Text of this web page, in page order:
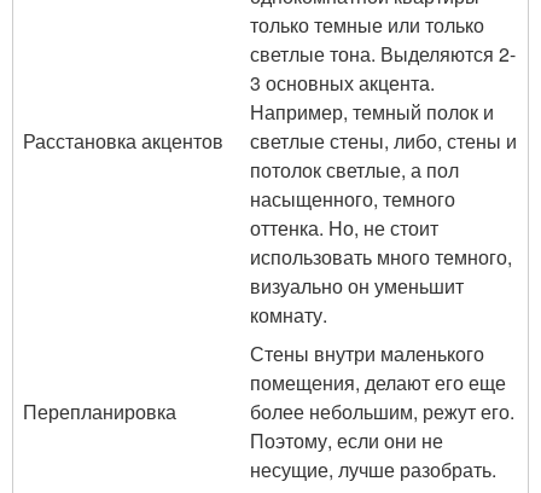
Расстановка акцентов
только темные или только
светлые тона. Выделяются 2-
3 основных акцента.
Например, темный полок и
светлые стены, либо, стены и
потолок светлые, а пол
насыщенного, темного
оттенка. Но, не стоит
использовать много темного,
визуально он уменьшит
комнату.
Перепланировка
Стены внутри маленького
помещения, делают его еще
более небольшим, режут его.
Поэтому, если они не
несущие, лучше разобрать.